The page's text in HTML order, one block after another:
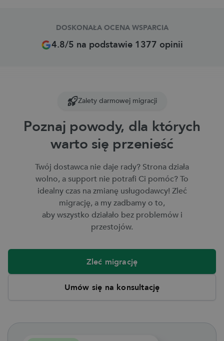
DOSKONAŁA OCENA WSPARCIA
4.8/5 na podstawie 1377 opinii
Zalety darmowej migracji
Poznaj powody, dla których
warto się przenieść
Twój dostawca nie daje rady? Strona działa
wolno, a support nie potrafi Ci pomóc? To
idealny czas na zmianę usługodawcy! Zleć
migrację, a my zadbamy o to,
aby wszystko działało bez problemów i
przestojów.
Zleć migrację
Umów się na konsultację